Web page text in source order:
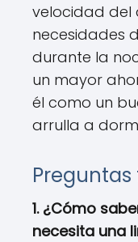
velocidad del
necesidades
durante la
un mayor
él como un
arrulla a
1. ¿Cómo
necesita una